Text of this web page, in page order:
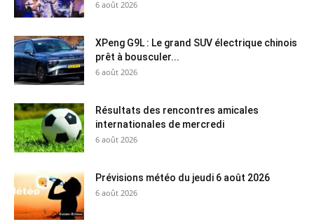
6 août 2026
XPeng G9L : Le grand SUV électrique chinois
prêt à bousculer...
6 août 2026
Résultats des rencontres amicales
internationales de mercredi
6 août 2026
Prévisions météo du jeudi 6 août 2026
6 août 2026